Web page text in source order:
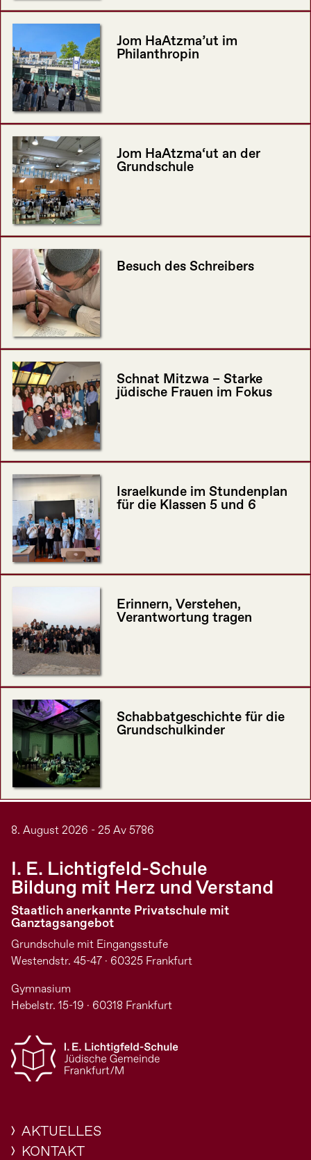
Jom HaAtzma’ut im
Philanthropin
Jom HaAtzma‘ut an der
Grundschule
Besuch des Schreibers
Schnat Mitzwa – Starke
jüdische Frauen im Fokus
Israelkunde im Stundenplan
für die Klassen 5 und 6
Erinnern, Verstehen,
Verantwortung tragen
Schabbatgeschichte für die
Grundschulkinder
8. August 2026 - 25 Av 5786
I. E. Lichtigfeld-Schule
Bildung mit Herz und Verstand
Staatlich anerkannte Privatschule mit
Ganztagsangebot
Grundschule mit Eingangsstufe
Westendstr. 45-47 · 60325 Frankfurt
Gymnasium
Hebelstr. 15-19 · 60318 Frankfurt
AKTUELLES
KONTAKT